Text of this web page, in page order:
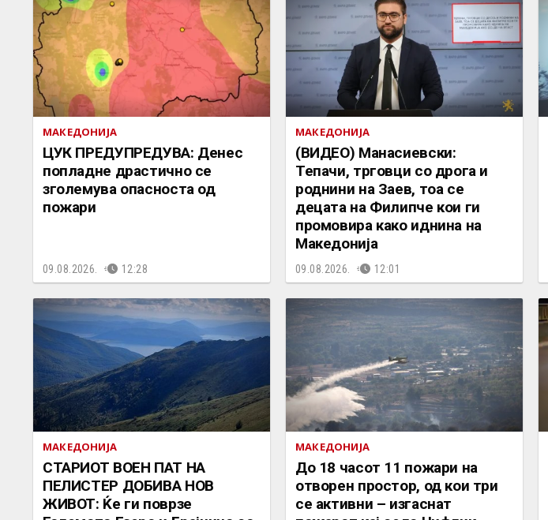
МАКЕДОНИЈА
ЦУК ПРЕДУПРЕДУВА: Денес
попладне драстично се
зголемува опасноста од
пожари
09.08.2026. 12:28
МАКЕДОНИЈА
(ВИДЕО) Манасиевски:
Тепачи, трговци со дрога и
роднини на Заев, тоа се
децата на Филипче кои ги
промoвира како иднина на
Македонија
09.08.2026. 12:01
МАКЕДОНИЈА
СТАРИОТ ВОЕН ПАТ НА
ПЕЛИСТЕР ДОБИВА НОВ
ЖИВОТ: Ќе ги поврзе
МАКЕДОНИЈА
До 18 часот 11 пожари на
отворен простор, од кои три
се активни – изгаснат